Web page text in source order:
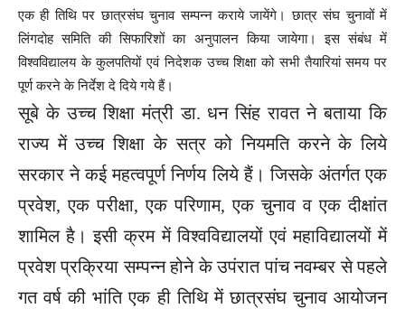
एक ही तिथि पर छात्रसंघ चुनाव सम्पन्न कराये जायेंगे। छात्र संघ चुनावों में
लिंगदोह समिति की सिफारिशों का अनुपालन किया जायेगा। इस संबंध में
विश्वविद्यालय के कुलपतियों एवं निदेशक उच्च शिक्षा को सभी तैयारियां समय पर
पूर्ण करने के निर्देश दे दिये गये हैं।
सूबे के उच्च शिक्षा मंत्री डा. धन सिंह रावत ने बताया कि
राज्य में उच्च शिक्षा के सत्र को नियमति करने के लिये
सरकार ने कई महत्वपूर्ण निर्णय लिये हैं। जिसके अंतर्गत एक
प्रवेश, एक परीक्षा, एक परिणाम, एक चुनाव व एक दीक्षांत
शामिल है। इसी क्रम में विश्वविद्यालयों एवं महाविद्यालयों में
प्रवेश प्रक्रिया सम्पन्न होने के उपंरात पांच नवम्बर से पहले
गत वर्ष की भांति एक ही तिथि में छात्रसंघ चुनाव आयोजन